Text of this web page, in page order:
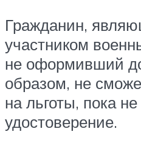
Гражданин,
участником
не оформивший
образом, не
на льготы, пока
удостоверение.